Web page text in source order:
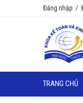
Đăng nhập /
TRANG CHỦ